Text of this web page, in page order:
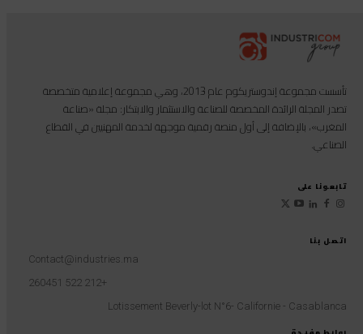
اتصل بنا
Contact@industries.ma
+212 522 260451
Lotissement Beverly-lot N°6- Californie - Casablanca
تأسست مجموعة إندوستريكوم عام 2013، وهي مجموعة إعلامية متخصصة
تصدر المجلة الرائدة المخصصة للصناعة والاستثمار والابتكار: مجلة «صناعة
المغرب»، بالإضافة إلى أول منصة رقمية موجهة لخدمة المهنيين في القطاع
الصناعي.
تابعونا على